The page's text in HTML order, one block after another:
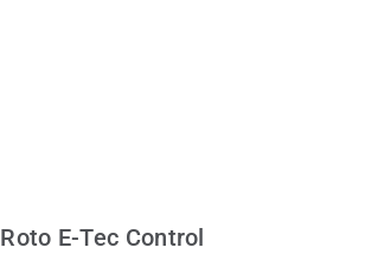
Roto E-Tec Control